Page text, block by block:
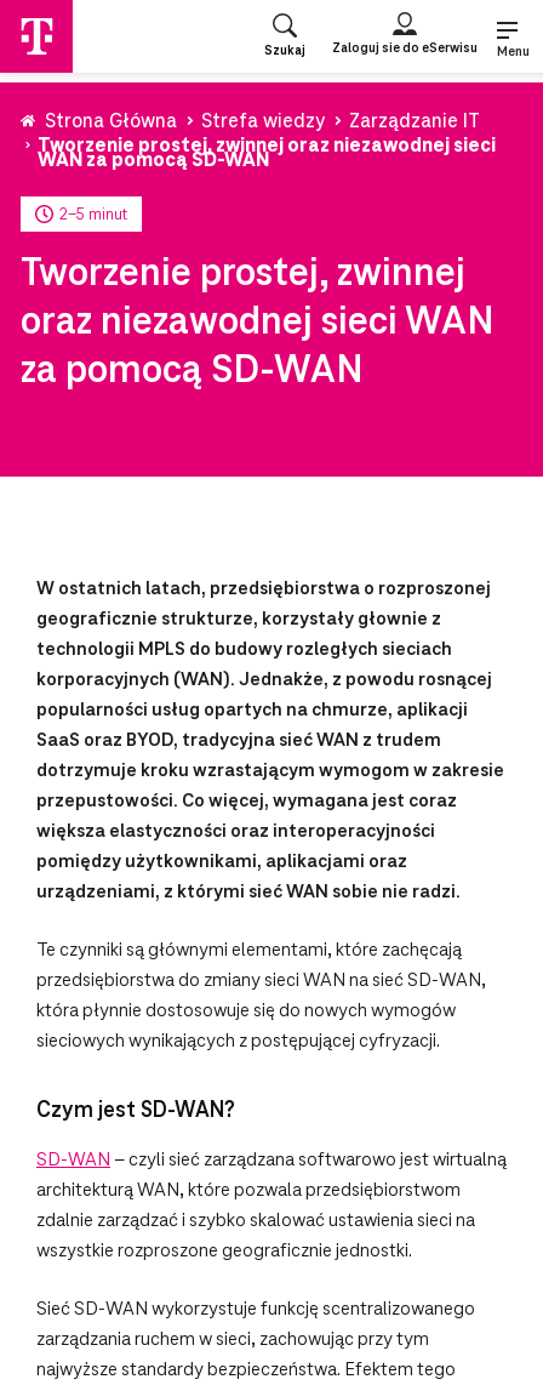
strony
głównej
Szukaj Zaloguj sie do eSerwisu Menu
Strona Główna Strefa wiedzy
Zarządzanie IT
Tworzenie prostej, zwinnej oraz niezawodnej sieci
WAN za pomocą SD-WAN
2-5 minut
Tworzenie prostej, zwinnej
oraz niezawodnej sieci WAN
za pomocą SD-WAN
W ostatnich latach, przedsiębiorstwa o rozproszonej
geograficznie strukturze, korzystały głownie z
technologii MPLS do budowy rozległych sieciach
korporacyjnych (WAN). Jednakże, z powodu rosnącej
popularności usług opartych na chmurze, aplikacji
SaaS oraz BYOD, tradycyjna sieć WAN z trudem
dotrzymuje kroku wzrastającym wymogom w zakresie
przepustowości. Co więcej, wymagana jest coraz
większa elastyczności oraz interoperacyjności
pomiędzy użytkownikami, aplikacjami oraz
urządzeniami, z którymi sieć WAN sobie nie radzi.
Te czynniki są głównymi elementami, które zachęcają
przedsiębiorstwa do zmiany sieci WAN na sieć SD-WAN,
która płynnie dostosowuje się do nowych wymogów
sieciowych wynikających z postępującej cyfryzacji.
Czym jest SD-WAN?
SD-WAN – czyli sieć zarządzana softwarowo jest wirtualną
architekturą WAN, które pozwala przedsiębiorstwom
zdalnie zarządzać i szybko skalować ustawienia sieci na
wszystkie rozproszone geograficznie jednostki.
Sieć SD-WAN wykorzystuje funkcję scentralizowanego
zarządzania ruchem w sieci, zachowując przy tym
najwyższe standardy bezpieczeństwa. Efektem tego